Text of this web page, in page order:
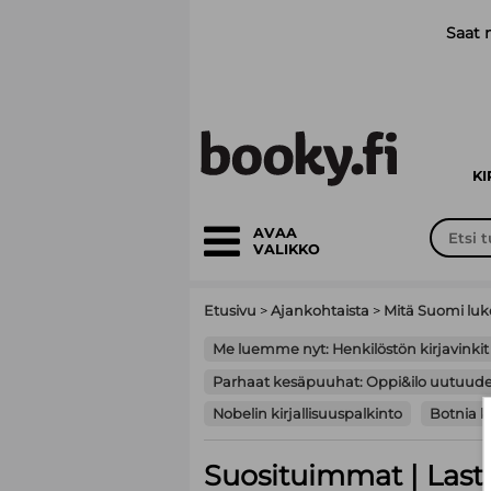
Saat
AVAA
VALIKKO
Etusivu > Ajankohtaista > Mitä Suomi
Me luemme nyt: Henkilöstön kirjavinkit
Parhaat kesäpuuhat: Oppi&ilo
Nobelin kirjallisuuspalkinto
Botnia
Suosituimmat |